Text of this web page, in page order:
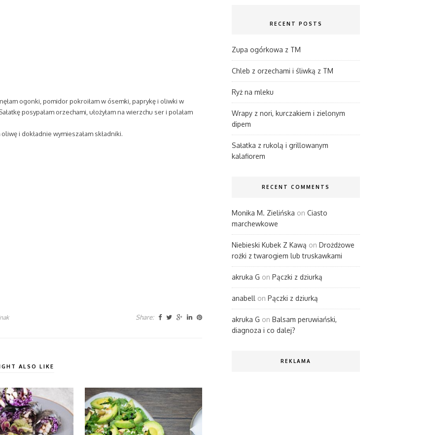
ogonki, pomidor pokroiłam w ósemki, paprykę i oliwki w
posypałam orzechami, ułożyłam na wierzchu ser i polałam
i dokładnie wymieszałam składniki.
Share:
ALSO LIKE
RECENT POSTS
Zupa ogórkowa z TM
Chleb z orzechami i śliwką z TM
Ryż na mleku
Wrapy z nori, kurczakiem i zielonym
dipem
Sałatka z rukolą i grillowanym
kalafiorem
RECENT COMMENTS
Monika M. Zielińska on Ciasto
marchewkowe
Niebieski Kubek Z Kawą on Drożdżowe
rożki z twarogiem lub truskawkami
akruka G on Pączki z dziurką
anabell on Pączki z dziurką
akruka G on Balsam peruwiański,
diagnoza i co dalej?
REKLAMA